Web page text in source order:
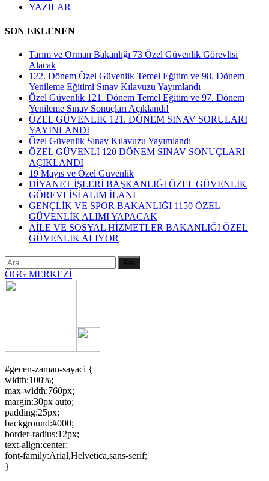
YAZILAR
SON EKLENEN
Tarım ve Orman Bakanlığı 73 Özel Güvenlik Görevlisi
Alacak
122. Dönem Özel Güvenlik Temel Eğitim ve 98. Dönem
Yenileme Eğitimi Sınav Kılavuzu Yayımlandı
Özel Güvenlik 121. Dönem Temel Eğitim ve 97. Dönem
Yenileme Sınav Sonuçları Açıklandı!
ÖZEL GÜVENLİK 121. DÖNEM SINAV SORULARI
YAYINLANDI
Özel Güvenlik Sınav Kılavuzu Yayımlandı
ÖZEL GÜVENLİ 120 DÖNEM SINAV SONUÇLARI
AÇIKLANDI
19 Mayıs ve Özel Güvenlik
DİYANET İŞLERİ BAŞKANLIĞI ÖZEL GÜVENLİK
GÖREVLİSİ ALIM İLANI
GENÇLİK VE SPOR BAKANLIĞI 1150 ÖZEL
GÜVENLİK ALIMI YAPACAK
AİLE VE SOSYAL HİZMETLER BAKANLIĞI ÖZEL
GÜVENLİK ALIYOR
Arama:
ÖGG MERKEZİ
#gecen-zaman-sayaci {
width:100%;
max-width:760px;
margin:30px auto;
padding:25px;
background:#000;
border-radius:12px;
text-align:center;
font-family:Arial,Helvetica,sans-serif;
}